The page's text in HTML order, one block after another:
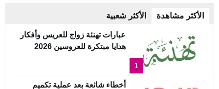
الأكثر مشاهدة الأكثر شعبية
1
عبارات تهنئة زواج للعريس وأفكار
هدايا مبتكرة للعروسين 2026
أخطاء شائعة بعد عملية تكميم